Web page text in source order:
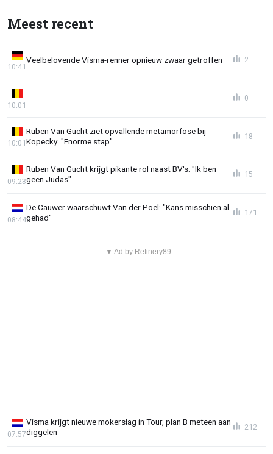
Meest recent
Veelbelovende Visma-renner opnieuw zwaar getroffen
10:41
2
10:01
0
Ruben Van Gucht ziet opvallende metamorfose bij
Kopecky: "Enorme stap"
10:01
18
Ruben Van Gucht krijgt pikante rol naast BV's: "Ik ben
geen Judas"
09:23
15
De Cauwer waarschuwt Van der Poel: "Kans misschien al
gehad"
08:44
171
▼ Ad by Refinery89
Visma krijgt nieuwe mokerslag in Tour, plan B meteen aan
diggelen
07:57
212